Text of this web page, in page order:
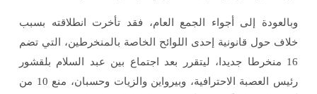
وبالعودة إلى أجواء الجمع العام، فقد تأخرت انطلاقته بسبب
خلاف حول قانونية إحدى اللوائح الخاصة بالمنخرطين، التي تضم
16 منخرطا جديدا، ليتقرر بعد اجتماع بين عبد السلام بلقشور
رئيس العصبة الاحترافية، وبيرواين والزيات وحسبان، منع 10 من